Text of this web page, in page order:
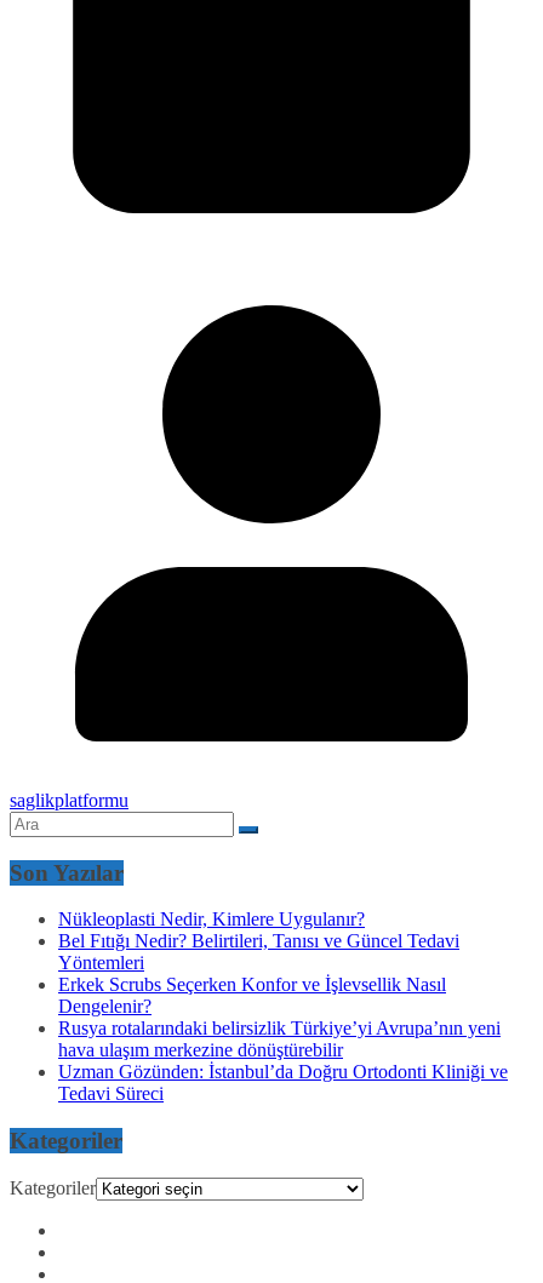
saglikplatformu
Son Yazılar
Nükleoplasti Nedir, Kimlere Uygulanır?
Bel Fıtığı Nedir? Belirtileri, Tanısı ve Güncel Tedavi
Yöntemleri
Erkek Scrubs Seçerken Konfor ve İşlevsellik Nasıl
Dengelenir?
Rusya rotalarındaki belirsizlik Türkiye’yi Avrupa’nın yeni
hava ulaşım merkezine dönüştürebilir
Uzman Gözünden: İstanbul’da Doğru Ortodonti Kliniği ve
Tedavi Süreci
Kategoriler
Kategoriler